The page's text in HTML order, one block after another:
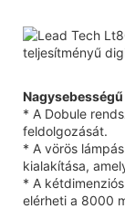
* A Dobule
feldolgozását.
* A vörös
kialakítása,
* A
elérheti a 8000